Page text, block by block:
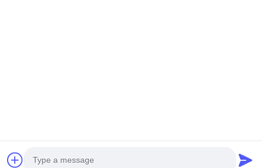
©2019- Lianyungang Shengfan Quartz Product Co., Ltd. সমস্ত অধিকার সংরক্ষিত